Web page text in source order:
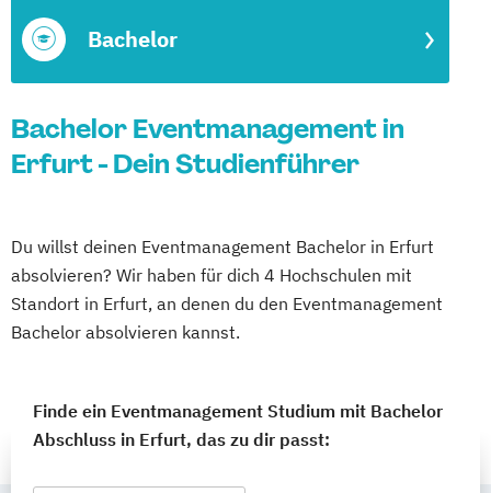
Bachelor
Bachelor Eventmanagement in
Erfurt - Dein Studienführer
Du willst deinen Eventmanagement Bachelor in Erfurt
absolvieren? Wir haben für dich 4 Hochschulen mit
Standort in Erfurt, an denen du den Eventmanagement
Bachelor absolvieren kannst.
Finde ein Eventmanagement Studium mit Bachelor
Abschluss in Erfurt, das zu dir passt: